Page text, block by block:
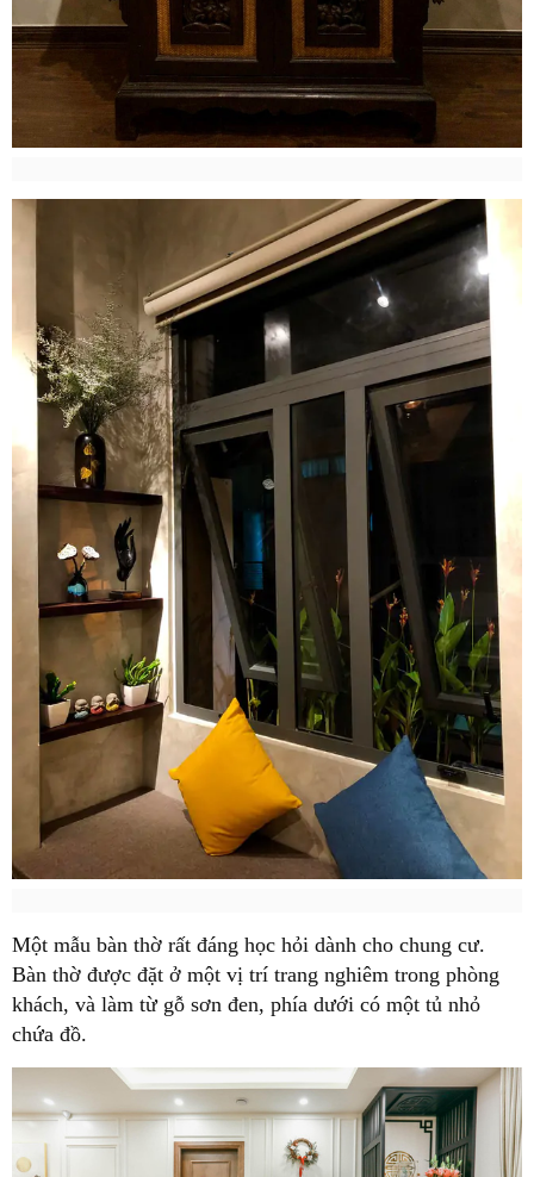
Một mẫu bàn thờ rất đáng học hỏi dành cho chung cư.
Bàn thờ được đặt ở một vị trí trang nghiêm trong phòng
khách, và làm từ gỗ sơn đen, phía dưới có một tủ nhỏ
chứa đồ.